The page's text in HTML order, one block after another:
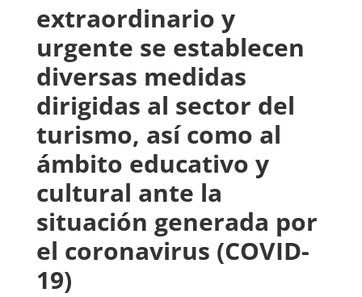
extraordinario y
urgente se establecen
diversas medidas
dirigidas al sector del
turismo, así como al
ámbito educativo y
cultural ante la
situación generada por
el coronavirus (COVID-
19)